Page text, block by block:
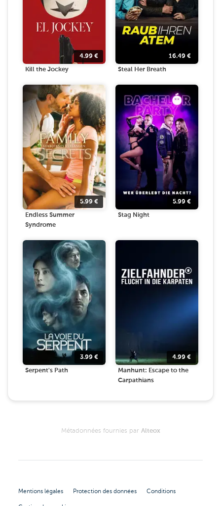
4.99 €
Kill the Jockey
16.49 €
Steal Her Breath
5.99 €
Endless Summer
Syndrome
5.99 €
Stag Night
3.99 €
Serpent's Path
4.99 €
Manhunt: Escape to the
Carpathians
Métadonnées fournies par Alteox
Mentions légales Protection des données Conditions